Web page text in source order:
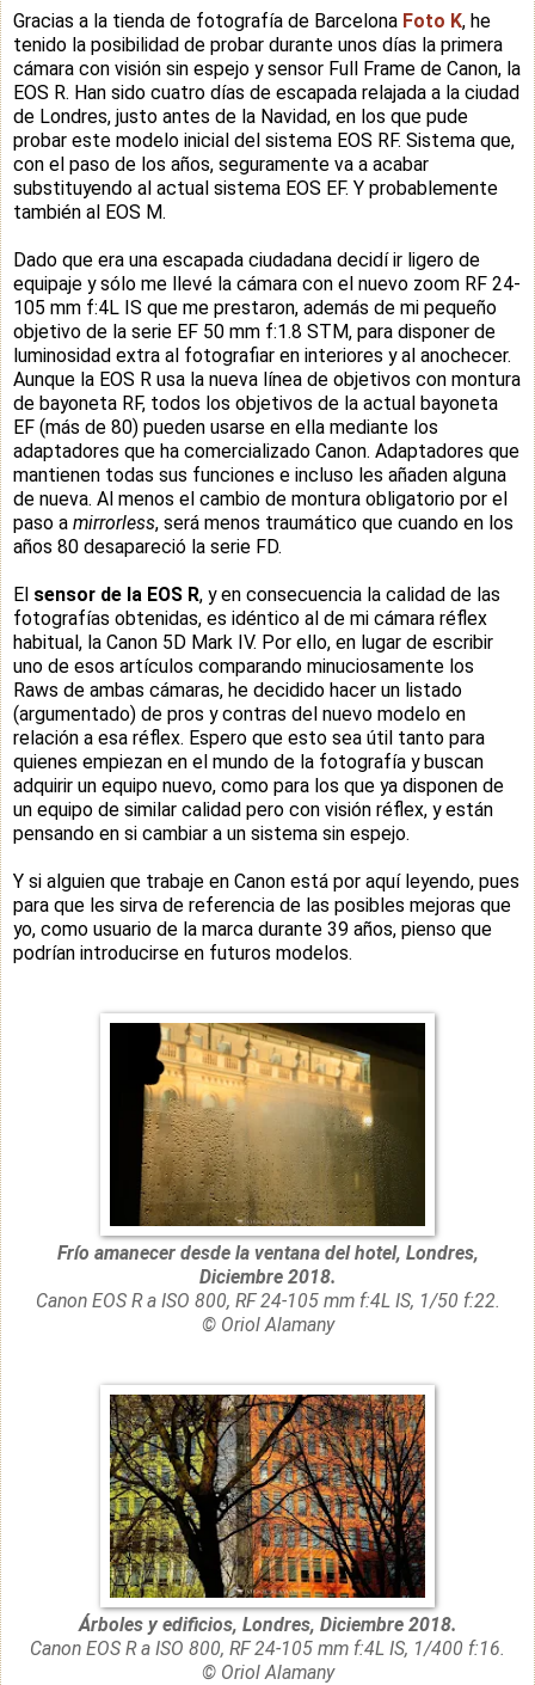
Gracias a la tienda de fotografía de Barcelona Foto K, he
tenido la posibilidad de probar durante unos días la primera
cámara con visión sin espejo y sensor Full Frame de Canon, la
EOS R. Han sido cuatro días de escapada relajada a la ciudad
de Londres, justo antes de la Navidad, en los que pude
probar este modelo inicial del sistema EOS RF. Sistema que,
con el paso de los años, seguramente va a acabar
substituyendo al actual sistema EOS EF. Y probablemente
también al EOS M.
Dado que era una escapada ciudadana decidí ir ligero de
equipaje y sólo me llevé la cámara con el nuevo zoom RF 24-
105 mm f:4L IS que me prestaron, además de mi pequeño
objetivo de la serie EF 50 mm f:1.8 STM, para disponer de
luminosidad extra al fotografiar en interiores y al anochecer.
Aunque la EOS R usa la nueva línea de objetivos con montura
de bayoneta RF, todos los objetivos de la actual bayoneta
EF (más de 80) pueden usarse en ella mediante los
adaptadores que ha comercializado Canon. Adaptadores que
mantienen todas sus funciones e incluso les añaden alguna
de nueva. Al menos el cambio de montura obligatorio por el
paso a mirrorless, será menos traumático que cuando en los
años 80 desapareció la serie FD.
El sensor de la EOS R, y en consecuencia la calidad de las
fotografías obtenidas, es idéntico al de mi cámara réflex
habitual, la Canon 5D Mark IV. Por ello, en lugar de escribir
uno de esos artículos comparando minuciosamente los
Raws de ambas cámaras, he decidido hacer un listado
(argumentado) de pros y contras del nuevo modelo en
relación a esa réflex. Espero que esto sea útil tanto para
quienes empiezan en el mundo de la fotografía y buscan
adquirir un equipo nuevo, como para los que ya disponen de
un equipo de similar calidad pero con visión réflex, y están
pensando en si cambiar a un sistema sin espejo.
Y si alguien que trabaje en Canon está por aquí leyendo, pues
para que les sirva de referencia de las posibles mejoras que
yo, como usuario de la marca durante 39 años, pienso que
podrían introducirse en futuros modelos.
Frío amanecer desde la ventana del hotel, Londres,
Diciembre 2018.
Canon EOS R a ISO 800, RF 24-105 mm f:4L IS, 1/50 f:22.
© Oriol Alamany
Árboles y edificios, Londres, Diciembre 2018.
Canon EOS R a ISO 800, RF 24-105 mm f:4L IS, 1/400 f:16.
© Oriol Alamany